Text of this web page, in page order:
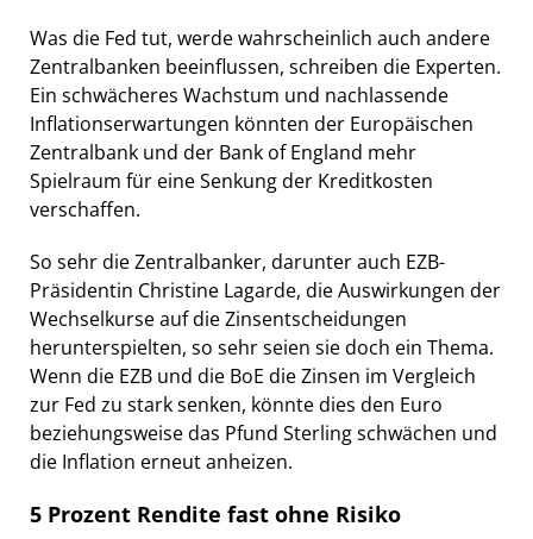
Was die Fed tut, werde wahrscheinlich auch andere
Zentralbanken beeinflussen, schreiben die Experten.
Ein schwächeres Wachstum und nachlassende
Inflationserwartungen könnten der Europäischen
Zentralbank und der Bank of England mehr
Spielraum für eine Senkung der Kreditkosten
verschaffen.
So sehr die Zentralbanker, darunter auch EZB-
Präsidentin Christine Lagarde, die Auswirkungen der
Wechselkurse auf die Zinsentscheidungen
herunterspielten, so sehr seien sie doch ein Thema.
Wenn die EZB und die BoE die Zinsen im Vergleich
zur Fed zu stark senken, könnte dies den Euro
beziehungsweise das Pfund Sterling schwächen und
die Inflation erneut anheizen.
5 Prozent Rendite fast ohne Risiko